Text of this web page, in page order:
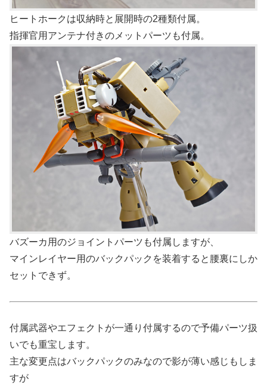
ヒートホークは収納時と展開時の2種類付属。
指揮官用アンテナ付きのメットパーツも付属。
バズーカ用のジョイントパーツも付属しますが、
マインレイヤー用のバックパックを装着すると腰裏にしか
セットできず。
付属武器やエフェクトが一通り付属するので予備パーツ扱
いでも重宝します。
主な変更点はバックパックのみなので影が薄い感じもしま
すが